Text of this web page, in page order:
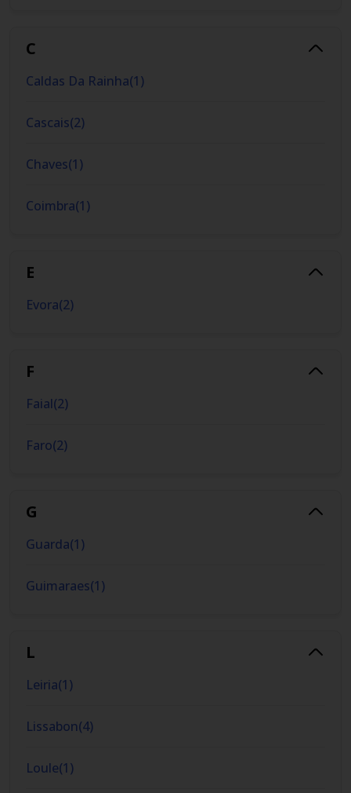
C
Caldas Da Rainha(1)
Cascais(2)
Chaves(1)
Coimbra(1)
E
Evora(2)
F
Faial(2)
Faro(2)
G
Guarda(1)
Guimaraes(1)
L
Leiria(1)
Lissabon(4)
Loule(1)